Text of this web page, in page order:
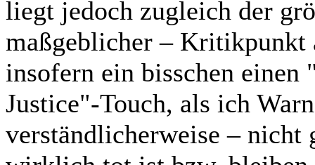
liegt jedoch zugleich der
maßgeblicher –
insofern ein bisschen
Justice"-Touch, als ich
verständlicherweise – nicht